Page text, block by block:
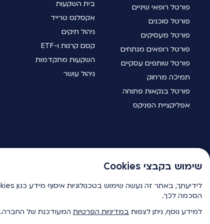
שימוש בקבצי Cookies
הסכמה לכך.
למידע נוסף, ניתן לצפות במדיניות הפרטיות המעודכנת של החברה.
פורטל רופאי שיניים
פורטל סוכנים
פורטל מעסיקים
פורטל רופאים מנתחים
פורטל שותפים עסקיים
תמיכה מרחוק
פורטל בנקאות פתוחה
אפליקציית הפניקס
בית השקעות
אקסלנס טרייד
ניהול תיקים
קסם קרנות ו-ETF
השקעות מתקדמות
ניהול עושר
שירות לקוחות
שימוש בקבצי Cookies
הסכמה לכך.
למידע נוסף, ניתן לצפות במדיניות הפרטיות המעודכנת של החברה.